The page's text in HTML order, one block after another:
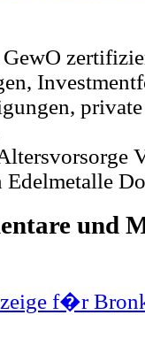
Edelmetalle
und
f�r